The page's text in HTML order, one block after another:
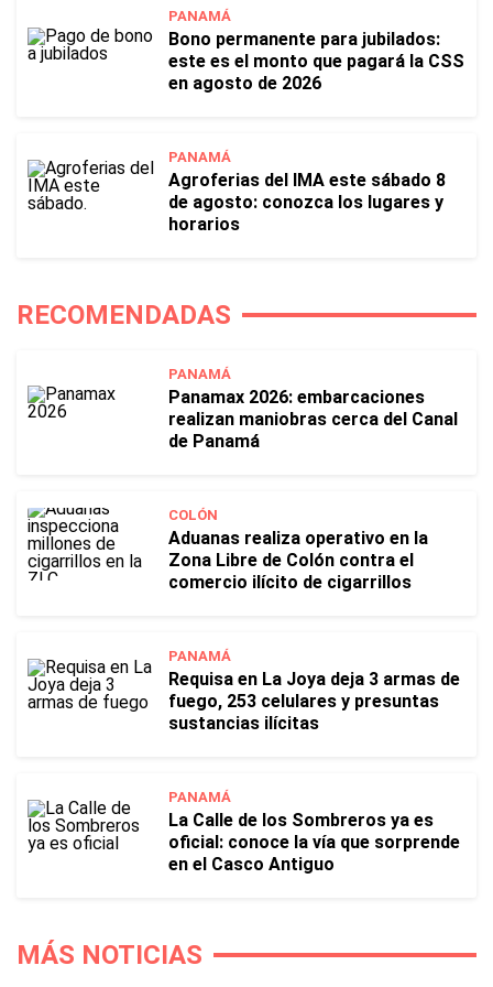
PANAMÁ
Bono permanente para jubilados:
este es el monto que pagará la CSS
en agosto de 2026
PANAMÁ
Agroferias del IMA este sábado 8
de agosto: conozca los lugares y
horarios
RECOMENDADAS
PANAMÁ
Panamax 2026: embarcaciones
realizan maniobras cerca del Canal
de Panamá
COLÓN
Aduanas realiza operativo en la
Zona Libre de Colón contra el
comercio ilícito de cigarrillos
PANAMÁ
Requisa en La Joya deja 3 armas de
fuego, 253 celulares y presuntas
sustancias ilícitas
PANAMÁ
La Calle de los Sombreros ya es
oficial: conoce la vía que sorprende
en el Casco Antiguo
MÁS NOTICIAS